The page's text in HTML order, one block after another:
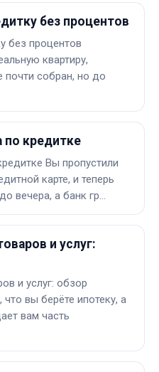
без процентов
без процентов
квартиру,
почти собран, но до
по кредитке
Вы пропустили
карте, и теперь
вечера, а банк гр…
и услуг:
и услуг: обзор
вы берёте ипотеку, а
вам часть